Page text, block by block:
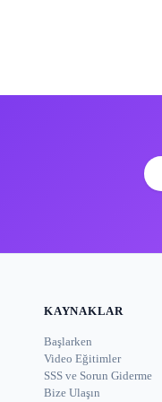
KAYNAKLAR
Başlarken
Video Eğitimler
SSS ve Sorun Giderme
Bize Ulaşın